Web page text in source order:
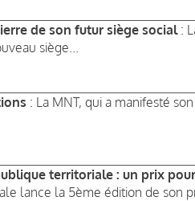
de son futur siège social:
siège...
: La MNT, qui a manifesté
territoriale : un prix
lance la 5ème édition de son